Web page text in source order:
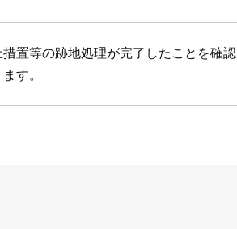
置等の跡地処理が完了したことを確認
す。